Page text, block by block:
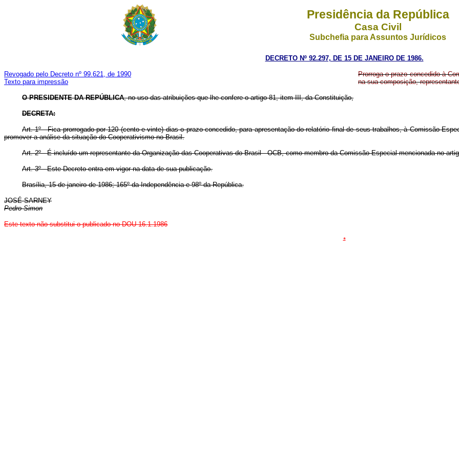
Presidência da República
Casa Civil
Subchefia para Assuntos Jurídicos
DECRETO Nº 92.297, DE 15 DE JANEIRO DE 1986.
Revogado pelo Decreto nº 99.621, de 1990
Texto para impressão
Prorroga o prazo concedido à
na sua composição,
O PRESIDENTE DA REPÚBLICA, no uso das atribuições que lhe confere o artigo 81, item III, da Constituição,
DECRETA:
Art. 1º - Fica prorrogado por 120 (cento e vinte) dias o prazo concedido, para apresentação do relatório final de seus trabalhos, à Comissão
promover a análise da situação do Cooperativismo no Brasil.
Art. 2º - É incluído um representante da Organização das Cooperativas do Brasil - OCB, como membro da Comissão Especial mencionada no
Art. 3º - Este Decreto entra em vigor na data de sua publicação.
Brasília, 15 de janeiro de 1986; 165º da Independência e 98º da República.
JOSÉ SARNEY
Pedro Simon
Este texto não substitui o publicado no DOU 16.1.1986
*